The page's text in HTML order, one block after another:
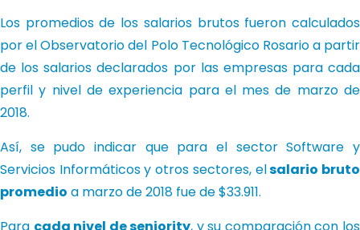
Los promedios de los salarios brutos fueron calculados
por el Observatorio del Polo Tecnológico Rosario a partir
de los salarios declarados por las empresas para cada
perfil y nivel de experiencia para el mes de marzo de
2018.
Así, se pudo indicar que para el sector Software y
Servicios Informáticos y otros sectores, elsalario bruto
promedio a marzo de 2018 fue de $33.911.